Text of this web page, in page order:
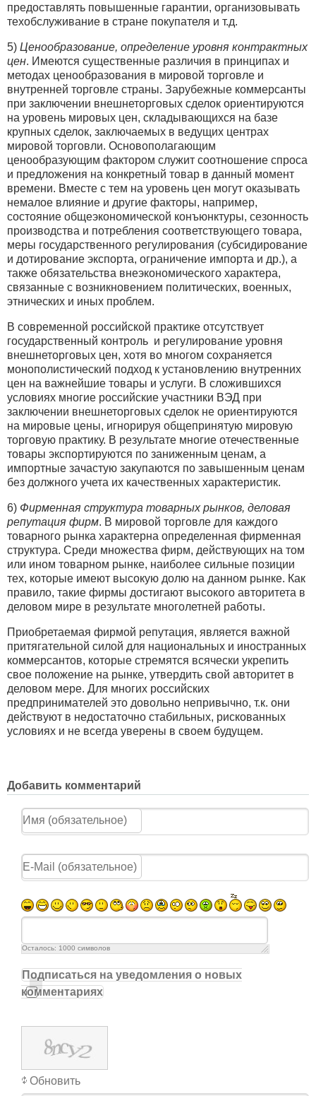
предоставлять повышенные гарантии, организовывать
техобслуживание в стране покупателя и т.д.
5) Ценообразование, определение уровня контрактных
цен. Имеются существенные различия в принципах и
методах ценообразования в мировой торговле и
внутренней торговле страны. Зарубежные коммерсанты
при заключении внешнеторговых сделок ориентируются
на уровень мировых цен, складывающихся на базе
крупных сделок, заключаемых в ведущих центрах
мировой торговли. Основополагающим
ценообразующим фактором служит соотношение спроса
и предложения на конкретный товар в данный момент
времени. Вместе с тем на уровень цен могут оказывать
немалое влияние и другие факторы, например,
состояние общеэкономической конъюнктуры, сезонность
производства и потребления соответствующего товара,
меры государственного регулирования (субсидирование
и дотирование экспорта, ограничение импорта и др.), а
также обязательства внеэкономического характера,
связанные с возникновением политических, военных,
этнических и иных проблем.
В современной российской практике отсутствует
государственный контроль и регулирование уровня
внешнеторговых цен, хотя во многом сохраняется
монополистический подход к установлению внутренних
цен на важнейшие товары и услуги. В сложившихся
условиях многие российские участники ВЭД при
заключении внешнеторговых сделок не ориентируются
на мировые цены, игнорируя общепринятую мировую
торговую практику. В результате многие отечественные
товары экспортируются по заниженным ценам, а
импортные зачастую закупаются по завышенным ценам
без должного учета их качественных характеристик.
6) Фирменная структура товарных рынков, деловая
репутация фирм. В мировой торговле для каждого
товарного рынка характерна определенная фирменная
структура. Среди множества фирм, действующих на том
или ином товарном рынке, наиболее сильные позиции
тех, которые имеют высокую долю на данном рынке. Как
правило, такие фирмы достигают высокого авторитета в
деловом мире в результате многолетней работы.
Приобретаемая фирмой репутация, является важной
притягательной силой для национальных и иностранных
коммерсантов, которые стремятся всячески укрепить
свое положение на рынке, утвердить свой авторитет в
деловом мере. Для многих российских
предпринимателей это довольно непривычно, т.к. они
действуют в недостаточно стабильных, рискованных
условиях и не всегда уверены в своем будущем.
Добавить комментарий
Осталось: 1000 символов
Подписаться на уведомления о новых
комментариях
Обновить